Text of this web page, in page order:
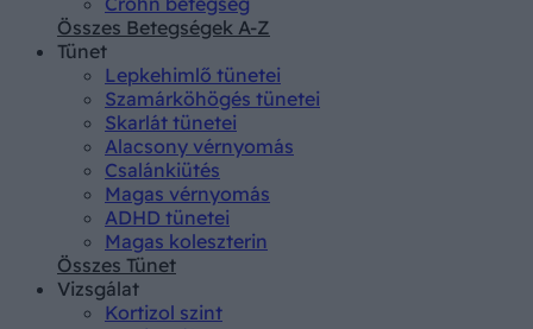
Összes Betegségek A-Z
Tünet
Lepkehimlő tünetei
Szamárköhögés tünetei
Skarlát tünetei
Alacsony vérnyomás
Csalánkiütés
Magas vérnyomás
ADHD tünetei
Magas koleszterin
Összes Tünet
Vizsgálat
Kortizol szint